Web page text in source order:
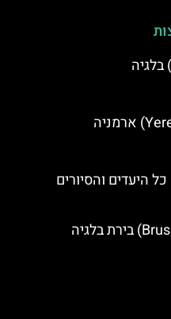
היעדים והסיורים